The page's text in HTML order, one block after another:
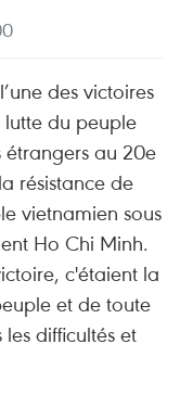
des victoires
lutte du peuple
étrangers au 20e
résistance de
vietnamien sous
Ho Chi Minh.
c'étaient la
et de toute
difficultés et